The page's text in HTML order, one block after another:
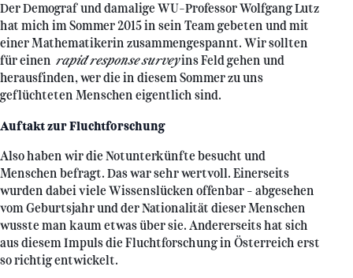
Der Demograf und damalige WU-Professor Wolfgang Lutz
hat mich im Sommer 2015 in sein Team gebeten und mit
einer Mathematikerin zusammengespannt. Wir sollten
für einen rapid response surveyins Feld gehen und
herausfinden, wer die in diesem Sommer zu uns
geflüchteten Menschen eigentlich sind.
Auftakt zur Fluchtforschung
Also haben wir die Notunterkünfte besucht und
Menschen befragt. Das war sehr wertvoll. Einerseits
wurden dabei viele Wissenslücken offenbar – abgesehen
vom Geburtsjahr und der Nationalität dieser Menschen
wusste man kaum etwas über sie. Andererseits hat sich
aus diesem Impuls die Fluchtforschung in Österreich erst
so richtig entwickelt.